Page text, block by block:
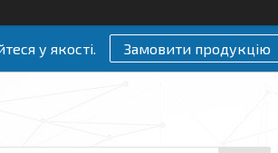
у якості. Замовити продукцію